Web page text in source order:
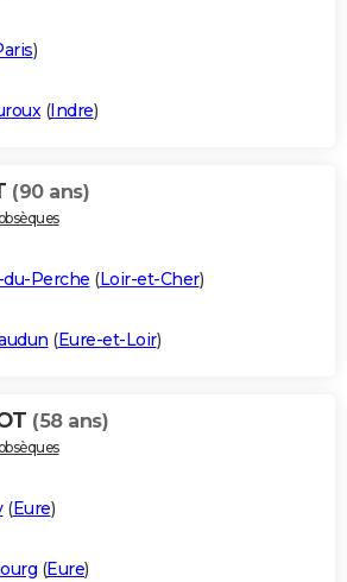
)
(Indre)
(90 ans)
du-Perche (Loir-et-Cher)
(Eure-et-Loir)
(58 ans)
(Eure)
(Eure)